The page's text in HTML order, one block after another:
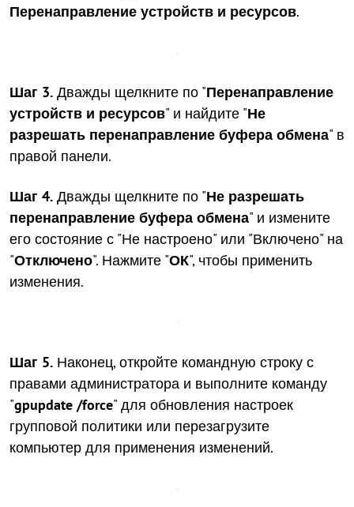
Перенаправление устройств и ресурсов.
Шаг 3. Дважды щелкните по "Перенаправление
устройств и ресурсов" и найдите "Не
разрешать перенаправление буфера обмена" в
правой панели.
Шаг 4. Дважды щелкните по "Не разрешать
перенаправление буфера обмена" и измените
его состояние с "Не настроено" или "Включено" на
"Отключено". Нажмите "ОК", чтобы применить
изменения.
Шаг 5. Наконец, откройте командную строку с
правами администратора и выполните команду
"gpupdate /force" для обновления настроек
групповой политики или перезагрузите
компьютер для применения изменений.